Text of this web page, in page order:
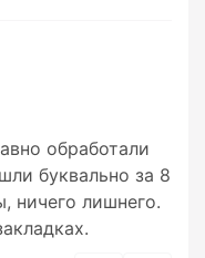
обработали
буквально за 8
ничего лишнего.